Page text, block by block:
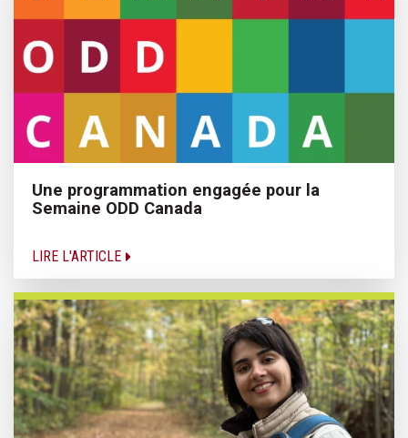
Une programmation engagée pour la
Semaine ODD Canada
LIRE L'ARTICLE